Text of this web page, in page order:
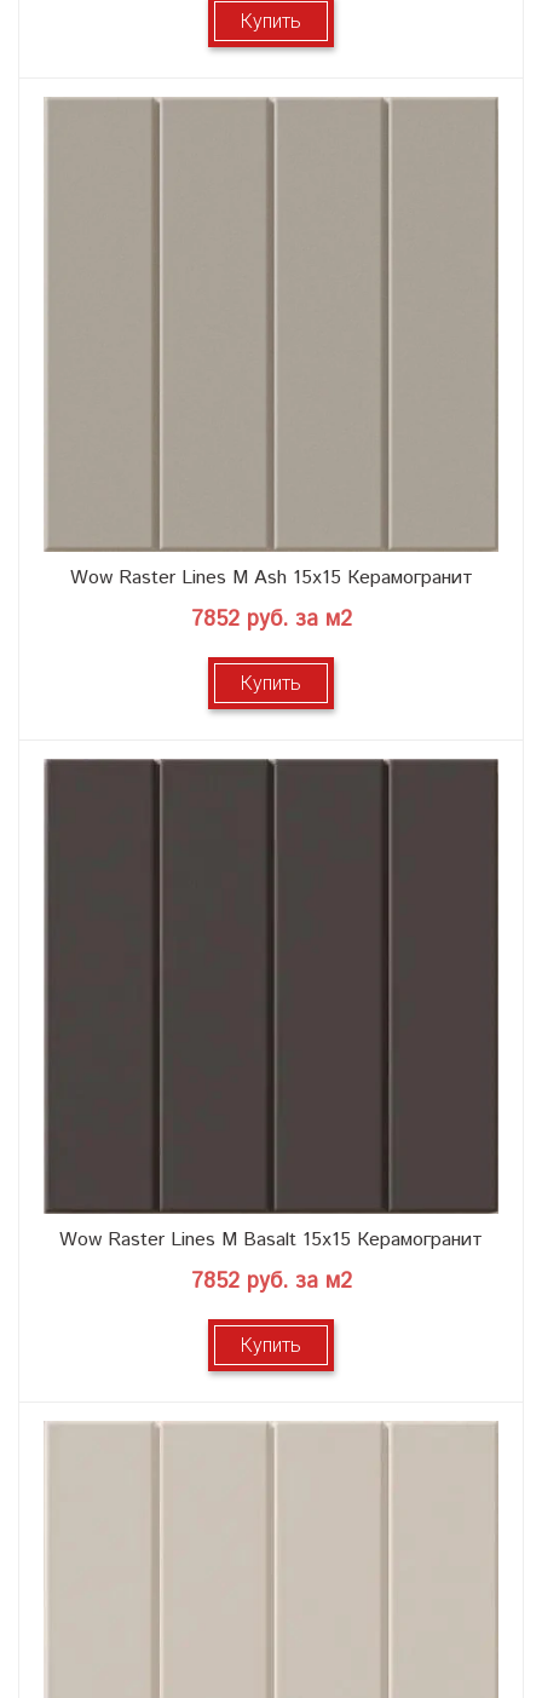
Купить
Wow Raster Lines M Ash 15x15 Керамогранит
7852 руб. за м2
Купить
Wow Raster Lines M Basalt 15x15 Керамогранит
7852 руб. за м2
Купить